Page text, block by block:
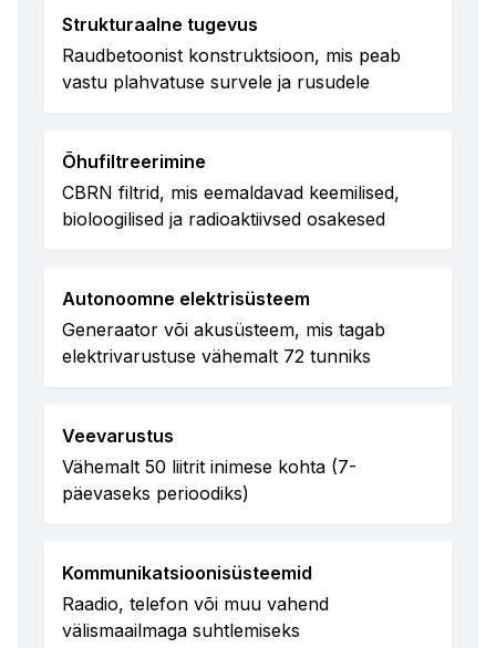
Strukturaalne tugevus
Raudbetoonist konstruktsioon, mis peab
vastu plahvatuse survele ja rusudele
Õhufiltreerimine
CBRN filtrid, mis eemaldavad keemilised,
bioloogilised ja radioaktiivsed osakesed
Autonoomne elektrisüsteem
Generaator või akusüsteem, mis tagab
elektrivarustuse vähemalt 72 tunniks
Veevarustus
Vähemalt 50 liitrit inimese kohta (7-
päevaseks perioodiks)
Kommunikatsioonisüsteemid
Raadio, telefon või muu vahend
välismaailmaga suhtlemiseks